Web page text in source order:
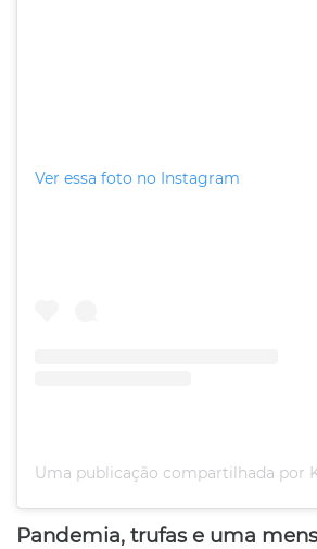
Ver essa foto no Instagram
Pandemia, trufas e uma